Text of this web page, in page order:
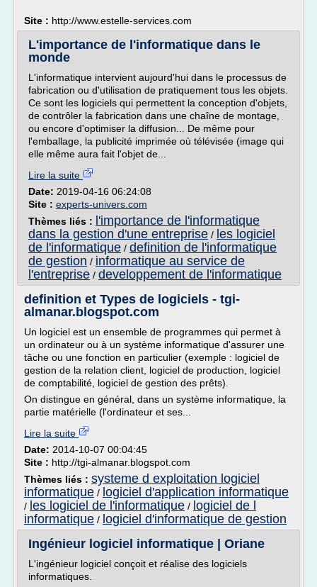
Site : http://www.estelle-services.com
L'importance de l'informatique dans le
monde
L'informatique intervient aujourd'hui dans le processus de
fabrication ou d'utilisation de pratiquement tous les objets.
Ce sont les logiciels qui permettent la conception d'objets,
de contrôler la fabrication dans une chaîne de montage,
ou encore d'optimiser la diffusion... De même pour
l'emballage, la publicité imprimée où télévisée (image qui
elle même aura fait l'objet de...
Lire la suite
Date: 2019-04-16 06:24:08
Site : experts-univers.com
Thèmes liés :
l'importance de l'informatique
dans la gestion d'une entreprise / les logiciel
de l'informatique / definition de l'informatique
de gestion / informatique au service de
l'entreprise / developpement de l'informatique
definition et Types de logiciels - tgi-
almanar.blogspot.com
Un logiciel est un ensemble de programmes qui permet à
un ordinateur ou à un système informatique d'assurer une
tâche ou une fonction en particulier (exemple : logiciel de
gestion de la relation client, logiciel de production, logiciel
de comptabilité, logiciel de gestion des prêts).
On distingue en général, dans un système informatique, la
partie matérielle (l'ordinateur et ses...
Lire la suite
Date: 2014-10-07 00:04:45
Site : http://tgi-almanar.blogspot.com
Thèmes liés : systeme d exploitation logiciel
informatique / logiciel d'application informatique
/ les logiciel de l'informatique / logiciel de l
informatique / logiciel d'informatique de gestion
Ingénieur logiciel informatique | Oriane
L'ingénieur logiciel conçoit et réalise des logiciels
informatiques.